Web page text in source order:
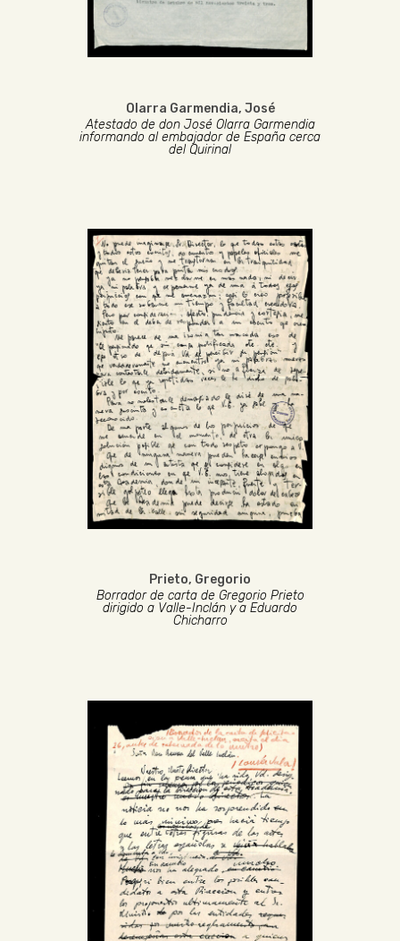
Olarra Garmendia, José
Atestado de don José Olarra Garmendia
informando al embajador de España cerca
del Quirinal
Prieto, Gregorio
Borrador de carta de Gregorio Prieto
dirigido a Valle-Inclán y a Eduardo
Chicharro